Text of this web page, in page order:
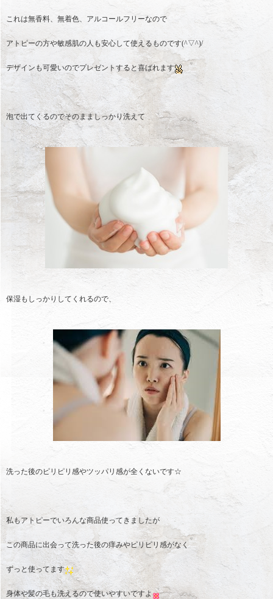
これは無香料、無着色、アルコールフリーなので
アトピーの方や敏感肌の人も安心して使えるものです(^▽^)/
デザインも可愛いのでプレゼントすると喜ばれます
泡で出てくるのでそのまましっかり洗えて
保湿もしっかりしてくれるので、
洗った後のピリピリ感やツッパリ感が全くないです☆
私もアトピーでいろんな商品使ってきましたが
この商品に出会って洗った後の痒みやピリピリ感がなく
ずっと使ってます
身体や髪の毛も洗えるので使いやすいですよ